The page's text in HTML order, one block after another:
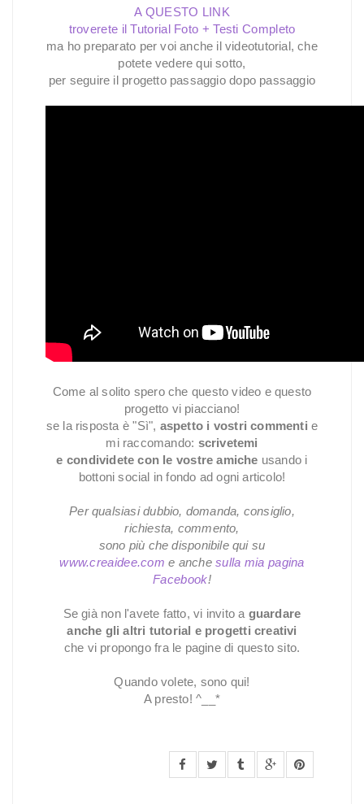
A QUESTO LINK
troverete il Tutorial Foto + Testi Completo
ma ho preparato per voi anche il videotutorial, che
potete vedere qui sotto,
per seguire il progetto passaggio dopo passaggio
Come al solito spero che questo video e questo
progetto vi piacciano!
se la risposta è "Sì", aspetto i vostri commenti e
mi raccomando: scrivetemi
e condividete con le vostre amiche usando i
bottoni social in fondo ad ogni articolo!
Per qualsiasi dubbio, domanda, consiglio,
richiesta, commento,
sono più che disponibile qui su
www.creaidee.com e anche sulla mia pagina
Facebook!
Se già non l'avete fatto, vi invito a guardare
anche gli altri tutorial e progetti creativi
che vi propongo fra le pagine di questo sito.
Quando volete, sono qui!
A presto! ^__*